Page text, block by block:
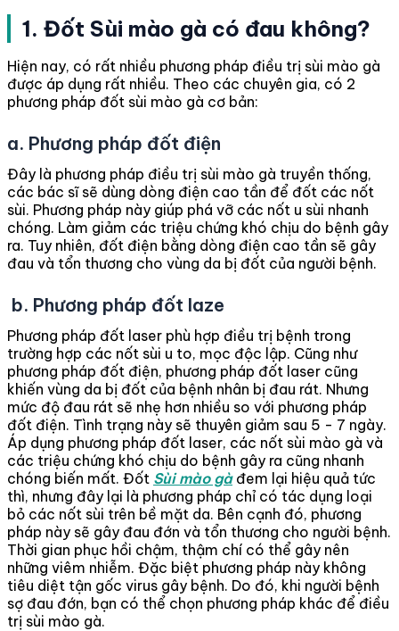
1. Đốt Sùi mào gà có đau không?
Hiện nay, có rất nhiều phương pháp điều trị sùi mào gà
được áp dụng rất nhiều. Theo các chuyên gia, có 2
phương pháp đốt sùi mào gà cơ bản:
a. Phương pháp đốt điện
Đây là phương pháp điều trị sùi mào gà truyền thống,
các bác sĩ sẽ dùng dòng điện cao tần để đốt các nốt
sùi. Phương pháp này giúp phá vỡ các nốt u sùi nhanh
chóng. Làm giảm các triệu chứng khó chịu do bệnh gây
ra. Tuy nhiên, đốt điện bằng dòng điện cao tần sẽ gây
đau và tổn thương cho vùng da bị đốt của người bệnh.
b. Phương pháp đốt laze
Phương pháp đốt laser phù hợp điều trị bệnh trong
trường hợp các nốt sùi u to, mọc độc lập. Cũng như
phương pháp đốt điện, phương pháp đốt laser cũng
khiến vùng da bị đốt của bệnh nhân bị đau rát. Nhưng
mức độ đau rát sẽ nhẹ hơn nhiều so với phương pháp
đốt điện. Tình trạng này sẽ thuyên giảm sau 5 - 7 ngày.
Áp dụng phương pháp đốt laser, các nốt sùi mào gà và
các triệu chứng khó chịu do bệnh gây ra cũng nhanh
chóng biến mất. Đốt Sùi mào gàđem lại hiệu quả tức
thì, nhưng đây lại là phương pháp chỉ có tác dụng loại
bỏ các nốt sùi trên bề mặt da. Bên cạnh đó, phương
pháp này sẽ gây đau đớn và tổn thương cho người bệnh.
Thời gian phục hồi chậm, thậm chí có thể gây nên
những viêm nhiễm. Đặc biệt phương pháp này không
tiêu diệt tận gốc virus gây bệnh. Do đó, khi người bệnh
sợ đau đớn, bạn có thể chọn phương pháp khác để điều
trị sùi mào gà.